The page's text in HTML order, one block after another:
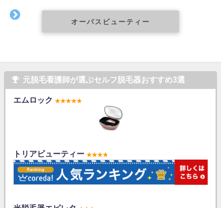
オーパスビューティー
元脱毛看護師が選ぶセルフ脱毛器おすすめ3選
エムロック ★★★★★
トリアビューティー ★★★★